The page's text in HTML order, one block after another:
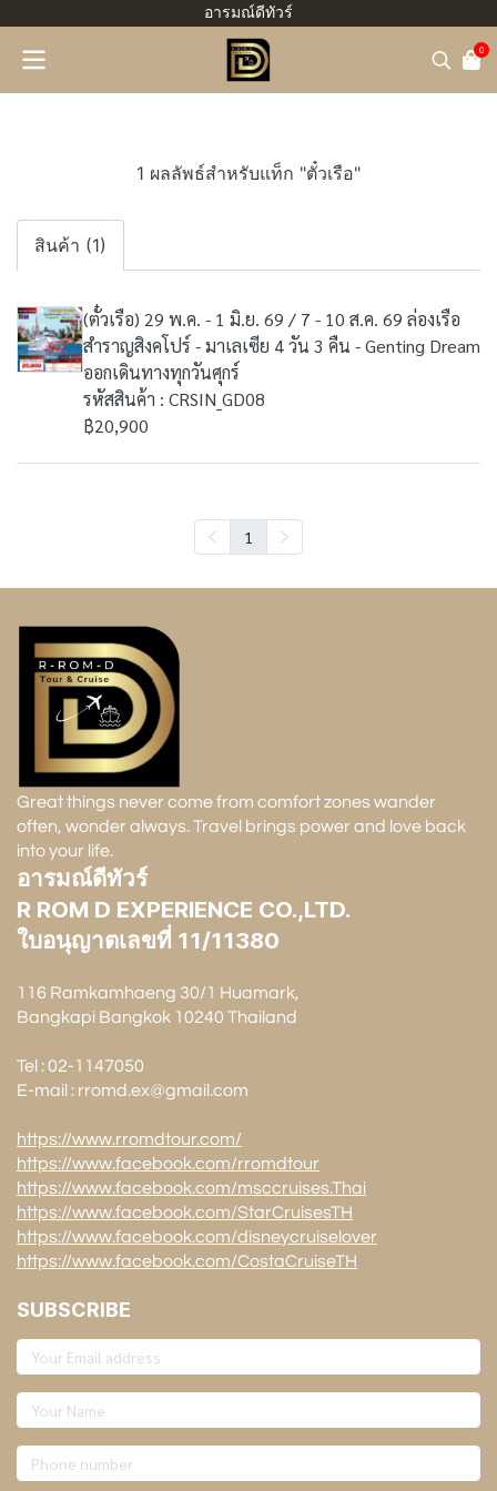
อารมณ์ดีทัวร์
0
1 ผลลัพธ์สำหรับแท็ก "ตั๋วเรือ"
สินค้า (1)
(ตั๋วเรือ) 29 พ.ค. - 1 มิ.ย. 69 / 7 - 10 ส.ค. 69 ล่องเรือ
สำราญสิงคโปร์ - มาเลเซีย 4 วัน 3 คืน - Genting Dream
ออกเดินทางทุกวันศุกร์
รหัสสินค้า : CRSIN_GD08
฿20,900
1
Great things never come from comfort zones wander
often, wonder always. Travel brings power and love back
into your life.
อารมณ์ดีทัวร์
R ROM D EXPERIENCE CO.,LTD.
ใบอนุญาตเลขที่ 11/11380
116 Ramkamhaeng 30/1 Huamark,
Bangkapi Bangkok 10240 Thailand
Tel : 02-1147050
E-mail : rromd.ex@gmail.com
https://www.rromdtour.com/
https://www.facebook.com/rromdtour
https://www.facebook.com/msccruises.Thai
https://www.facebook.com/StarCruisesTH
https://www.facebook.com/disneycruiselover
https://www.facebook.com/CostaCruiseTH
SUBSCRIBE